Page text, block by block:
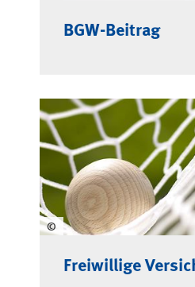
BGW-Beitrag
©
Freiwillige